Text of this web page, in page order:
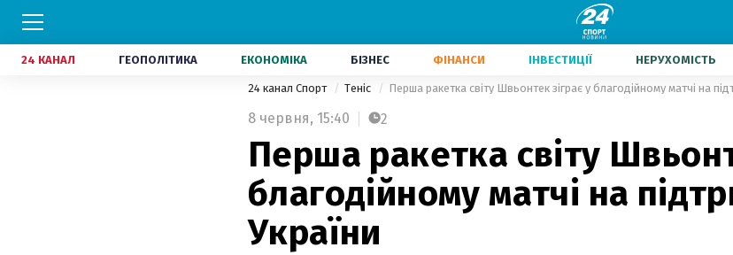
24 КАНАЛ ГЕОПОЛІТИКА ЕКОНОМІКА БІЗНЕС ФІНАНСИ ІНВЕСТИЦІЇ НЕРУХОМІСТЬ
24 канал Спорт Теніс Перша ракетка світу Швьонтек зіграє у благодійному матчі на
8 червня, 15:40 2
Перша ракетка світу
благодійному матчі на
України